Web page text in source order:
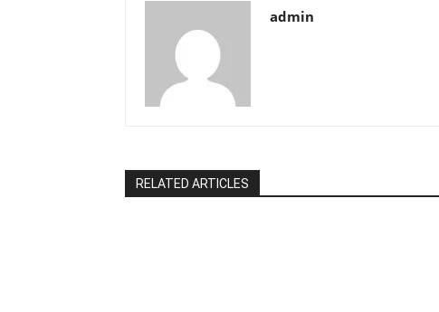
admin
RELATED ARTICLES